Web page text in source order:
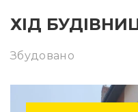
ХІД
Збудовано